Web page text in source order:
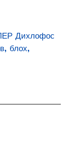
Дихлофос
блох,